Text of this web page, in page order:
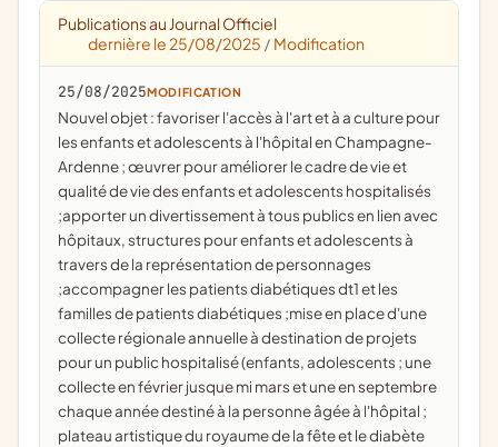
Publications au Journal Officiel
dernière le 25/08/2025 / Modification
25/08/2025MODIFICATION
Nouvel objet : favoriser l'accès à l'art et à a culture pour
les enfants et adolescents à l'hôpital en Champagne-
Ardenne ; œuvrer pour améliorer le cadre de vie et
qualité de vie des enfants et adolescents hospitalisés
;apporter un divertissement à tous publics en lien avec
hôpitaux, structures pour enfants et adolescents à
travers de la représentation de personnages
;accompagner les patients diabétiques dt1 et les
familles de patients diabétiques ;mise en place d'une
collecte régionale annuelle à destination de projets
pour un public hospitalisé (enfants, adolescents ; une
collecte en février jusque mi mars et une en septembre
chaque année destiné à la personne âgée à l'hôpital ;
plateau artistique du royaume de la fête et le diabète